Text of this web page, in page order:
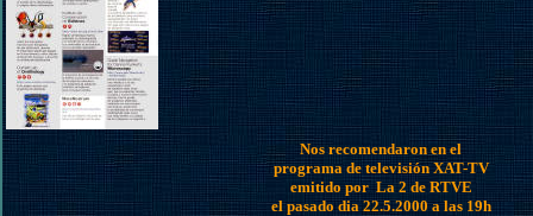
Nos recomendaron en el
programa de televisión XAT-TV
emitido por La 2 de RTVE
el pasado dia 22.5.2000 a las 19h